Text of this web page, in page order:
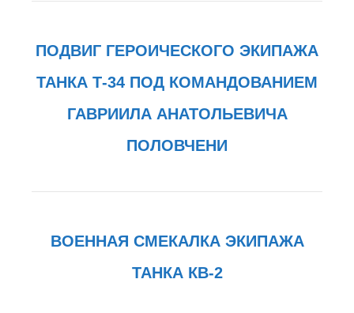
ПОДВИГ ГЕРОИЧЕСКОГО ЭКИПАЖА
ТАНКА Т-34 ПОД КОМАНДОВАНИЕМ
ГАВРИИЛА АНАТОЛЬЕВИЧА
ПОЛОВЧЕНИ
ВОЕННАЯ СМЕКАЛКА ЭКИПАЖА
ТАНКА КВ-2